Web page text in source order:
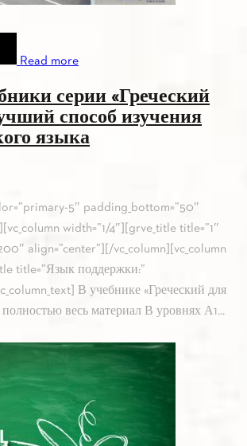
Read more
серии «Греческий
способ изучения
языка
5″ padding_bottom=”50″
width=”1/4″][grve_title title=”1″
align=”center”][/vc_column][vc_column
title=”Язык поддержки:”
В учебнике «Греческий для
весь материал В уровнях А1...